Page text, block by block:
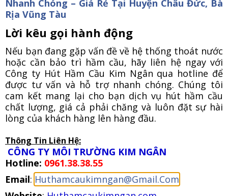
Nhanh Chóng – Giá Rẻ Tại Huyện Châu Đức, Bà
Rịa Vũng Tàu
Lời kêu gọi hành động
Nếu bạn đang gặp vấn đề về hệ thống thoát nước
hoặc cần bảo trì hầm cầu, hãy liên hệ ngay với
Công ty Hút Hầm Cầu Kim Ngân qua hotline để
được tư vấn và hỗ trợ nhanh chóng. Chúng tôi
cam kết mang lại cho bạn dịch vụ hút hầm cầu
chất lượng, giá cả phải chăng và luôn đặt sự hài
lòng của khách hàng lên hàng đầu.
Thông Tin Liên Hệ:
CÔNG TY MÔI TRƯỜNG KIM NGÂN
Hotline: 0961.38.38.55
Email: Huthamcaukimngan@Gmail.Com